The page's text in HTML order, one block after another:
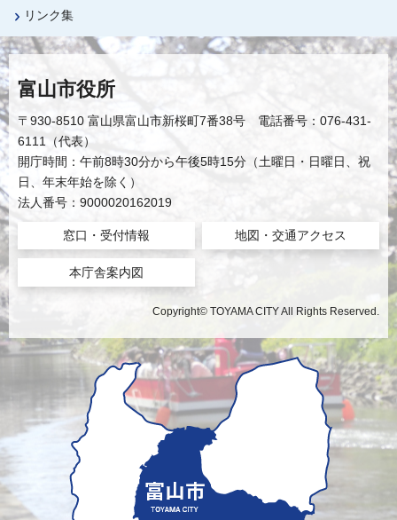
リンク集
富山市役所
〒930-8510 富山県富山市新桜町7番38号 電話番号：076-431-
6111（代表）
開庁時間：午前8時30分から午後5時15分（土曜日・日曜日、祝
日、年末年始を除く）
法人番号：9000020162019
窓口・受付情報 地図・交通アクセス
本庁舎案内図
Copyright© TOYAMA CITY All Rights Reserved.